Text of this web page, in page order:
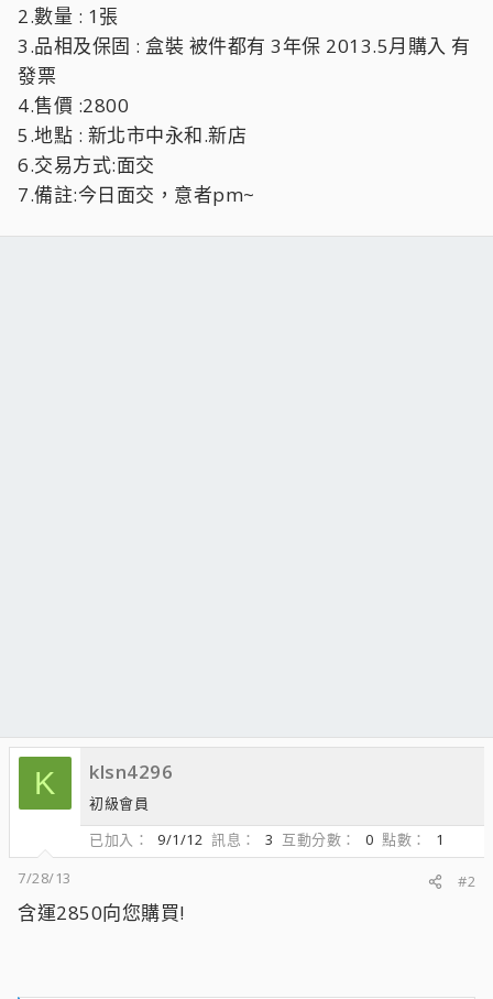
2.數量 : 1張
3.品相及保固 : 盒裝 被件都有 3年保 2013.5月購入 有
發票
4.售價 :2800
5.地點 : 新北市中永和.新店
6.交易方式:面交
7.備註:今日面交，意者pm~
K klsn4296
初級會員
已加入
9/1/12 訊息 3 互動分數 0 點數
1
7/28/13
#2
含運2850向您購買!